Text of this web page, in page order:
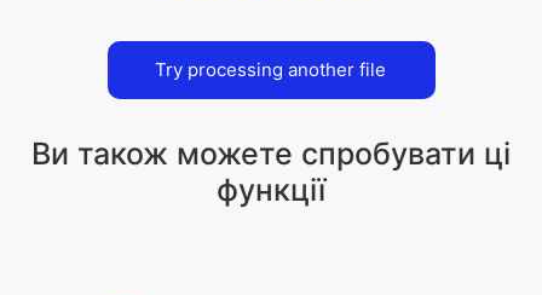
Try processing another file
Ви також можете спробувати ці
функції